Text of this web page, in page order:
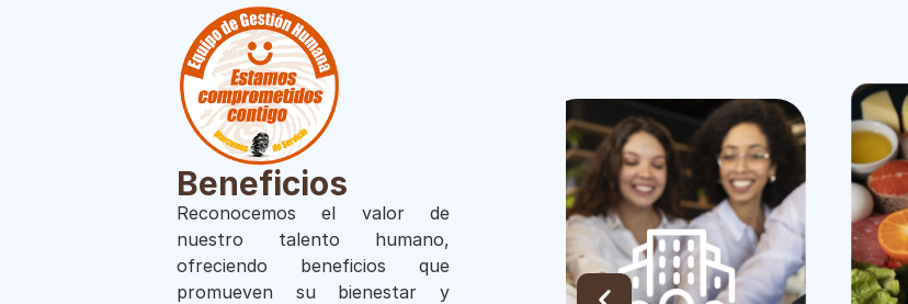
Beneficios
Reconocemos el valor de
nuestro talento humano,
ofreciendo beneficios que
promueven su bienestar y